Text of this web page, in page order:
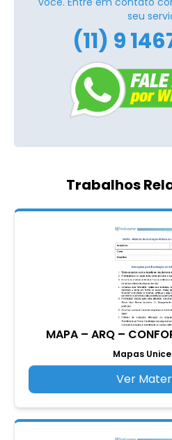
seu
(11) 9
Trabalhos
MAPA – ARQ –
Mapas
Ver